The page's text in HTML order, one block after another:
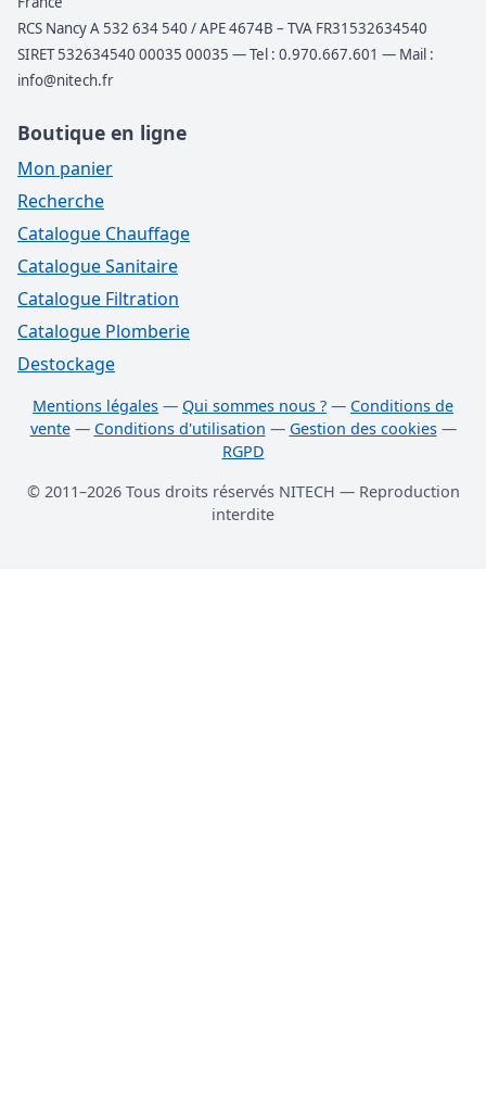
RCS Nancy A 532 634 540 / APE 4674B – TVA FR31532634540
SIRET 532634540 00035 00035 — Tel : 0.970.667.601 — Mail :
info@nitech.fr
Boutique en ligne
Mon panier
Recherche
Catalogue Chauffage
Catalogue Sanitaire
Catalogue Filtration
Catalogue Plomberie
Destockage
Mentions légales — Qui sommes nous ? — Conditions de
vente— Conditions d'utilisation — Gestion des cookies—
RGPD
© 2011–2026 Tous droits réservés NITECH — Reproduction
interdite